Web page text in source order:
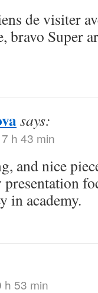
de visiter
bravo Super
says:
h 43 min
and nice
in academy.
h 53 min